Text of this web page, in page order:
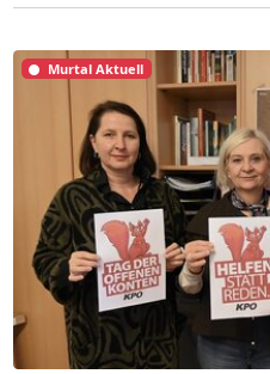
Murtal Aktuell